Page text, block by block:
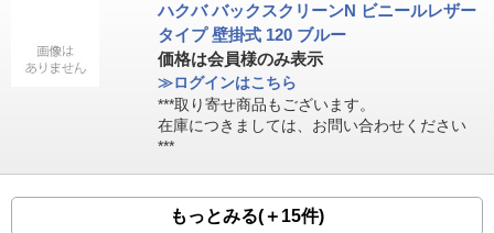
ハクバ バックスクリーンN ビニールレザー
タイプ 壁掛式 120 ブルー
価格は会員様のみ表示
≫ログインはこちら
***取り寄せ商品もございます。
在庫につきましては、お問い合わせください
***
もっとみる(＋15件)